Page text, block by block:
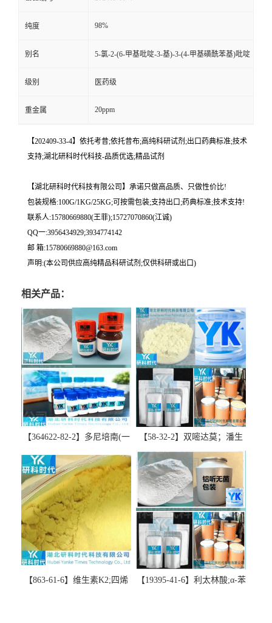
纯度 98%
别名 5-氯-2-(6-甲基吡啶-3-基)-3-(4-甲基磺酰苯基)吡啶
级别 医药级
重金属 20ppm
【202409-33-4】依托考昔;依托昔布;高纯科研试剂;出口药典标准;技术
支持;湖北研科时代科技-品质优选;精品试剂
【湖北研科时代科技有限公司】承诺只做高品质、只做性价比!
包装规格:100G/1KG/25KG;可按需包装;支持出口;药典标准;技术支持!
联系人:15780669880(王菲);15727070860(江诚)
QQ一:3956434929;3934774142
邮 箱:15780669880@163.com
声明:(本公司供应高纯精品科研试剂;仅供科研或出口)
相关产品：
【364622-82-2】多尼培南(一
精品科研试剂-湖北研科时代
科技-“研”无止境;“科”学创
新！支持三方验证；支持定
制；检测图谱；MSDS等技术
支持！
【58-32-2】双嘧达莫；潘生
丁-精品科研试剂-湖北研科时
代科技-“研”无止境;“科”学创
新！支持三方验证；支持定
制；检测图谱；MSDS等技术
支持！
【863-61-6】维生素K2;四烯
【19395-41-6】利太林酸;α-苯